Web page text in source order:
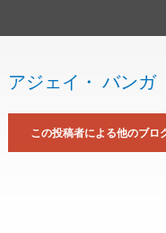
アジェイ・ バンガ
この投稿者による他のブロ